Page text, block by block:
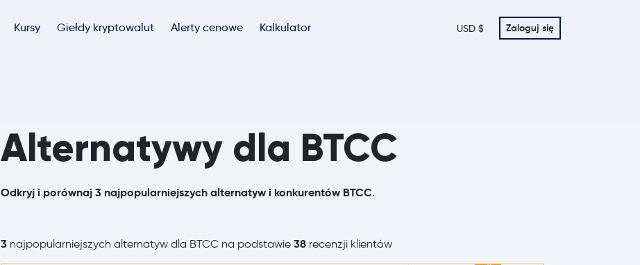
Kursy Giełdy kryptowalut Alerty cenowe Kalkulator USD $ Zaloguj się
Alternatywy dla BTCC
Odkryj i porównaj 3 najpopularniejszych alternatyw i konkurentów BTCC.
3 najpopularniejszych alternatyw dla BTCC na podstawie 38 recenzji klientów